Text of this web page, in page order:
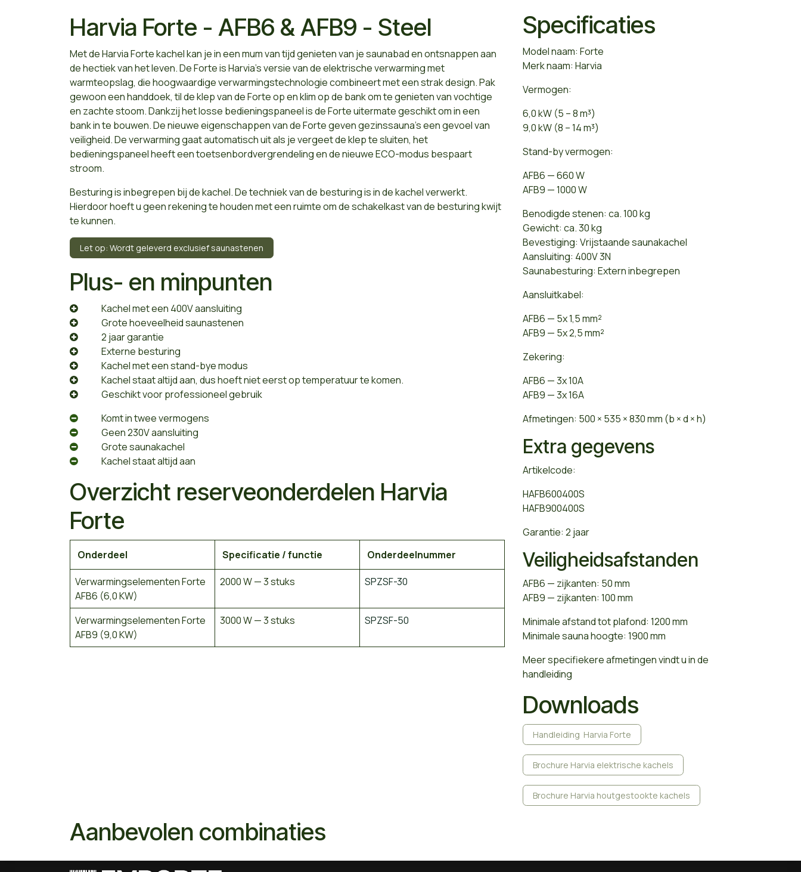
Harvia Forte - AFB6 & AFB9 - Steel
Met de Harvia Forte kachel kan je in een mum van tijd genieten van je saunabad en ontsnappen aan
de hectiek van het leven. De Forte is Harvia's versie van de elektrische verwarming met
warmteopslag, die hoogwaardige verwarmingstechnologie combineert met een strak design. Pak
gewoon een handdoek, til de klep van de Forte op en klim op de bank om te genieten van vochtige
en zachte stoom. Dankzij het losse bedieningspaneel is de Forte uitermate geschikt om in een
bank in te bouwen. De nieuwe eigenschappen van de Forte geven gezinssauna's een gevoel van
veiligheid. De verwarming gaat automatisch uit als je vergeet de klep te sluiten, het
bedieningspaneel heeft een toetsenbordvergrendeling en de nieuwe ECO-modus bespaart
stroom.
Besturing is inbegrepen bij de kachel. De techniek van de besturing is in de kachel verwerkt.
Hierdoor hoeft u geen rekening te houden met een ruimte om de schakelkast van de besturing kwijt
te kunnen.
Let op: Wordt geleverd exclusief saunastenen
Plus- en minpunten
​Kachel met een 400V aansluiting
​Grote hoeveelheid saunastenen
​2 jaar garantie
​Externe besturing
​Kachel met een stand-bye modus
​Kachel staat altijd aan, dus hoeft niet eerst op temperatuur te komen.
Geschikt voor professioneel gebruik
​Komt in twee vermogens
​Geen 230V aansluiting
​Grote saunakachel
​Kachel staat altijd aan
Overzicht reserveonderdelen Harvia
Forte
Onderdeel Specificatie / functie Onderdeelnummer
Verwarmingselementen Forte
AFB6 (6,0 KW)
2000 W — 3 stuks SPZSF-30
Verwarmingselementen Forte
AFB9 (9,0 KW)
3000 W — 3 stuks SPZSF-50
Specificaties
Model naam: Forte
Merk naam: Harvia
Vermogen:
6,0 kW (5 – 8 m³)
9,0 kW (8 – 14 m³)
Stand-by vermogen:
AFB6 — 660 W
AFB9 — 1000 W
Benodigde stenen: ca. 100 kg
Gewicht: ca. 30 kg
Bevestiging: Vrijstaande saunakachel
Aansluiting: 400V 3N
Saunabesturing: Extern inbegrepen
Aansluitkabel:
AFB6 — 5x 1,5 mm²
AFB9 — 5x 2,5 mm²
Zekering:
AFB6 — 3x 10A
AFB9 — 3x 16A
Afmetingen: 500 × 535 × 830 mm (b × d × h)
Extra gegevens
Artikelcode:
HAFB600400S
HAFB900400S
Garantie: 2 jaar
Veiligheidsafstanden
AFB6 — zijkanten: 50 mm
AFB9 — zijkanten: 100 mm
Minimale afstand tot plafond: 1200 mm
Minimale sauna hoogte: 1900 mm
Meer specifiekere afmetingen vindt u in de
handleiding
Downloads
Handleiding Harvia Forte
Brochure Harvia elektrische kachels
Brochure Harvia houtgestookte kachels
Aanbevolen combinaties